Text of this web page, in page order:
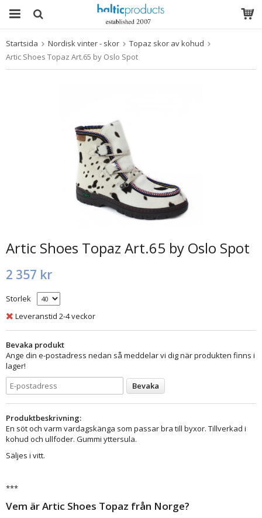
Produkten har blivit tillagd i varukorgen
Startsida Nordisk vinter - skor
Topaz skor av kohud
Artic Shoes Topaz Art.65 by Oslo Spot
Artic Shoes Topaz Art.65 by Oslo Spot
2 357 kr
Storlek
Leveranstid 2-4 veckor
Bevaka produkt
Ange din e-postadress nedan så meddelar vi dig när produkten finns i
lager!
Bevaka
Produktbeskrivning:
En söt och varm vardagskänga som passar bra till byxor. Tillverkad i
kohud och ullfoder. Gummi yttersula.
Säljes i vitt.
***
Vem är Artic Shoes Topaz från Norge?